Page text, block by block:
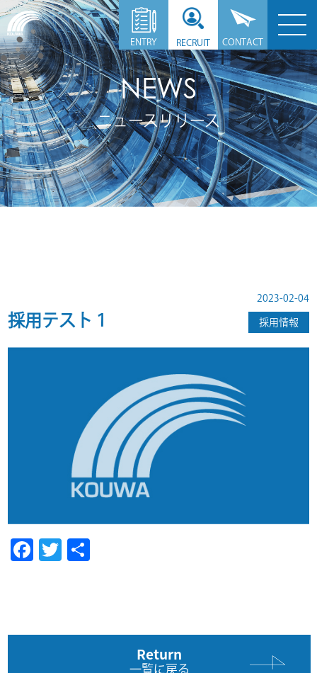
CONTACT
RECRUIT
ENTRY
NEWS
ニュースリリース
採用テスト１
2023-02-04
採用情報
Return
一覧に戻る